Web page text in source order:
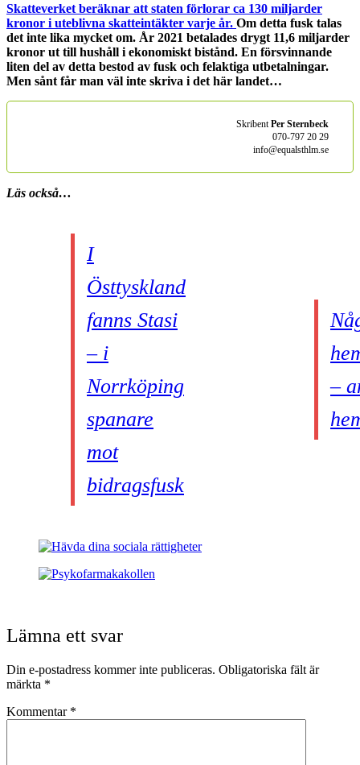
Skatteverket beräknar att staten förlorar ca 130 miljarder
kronor i uteblivna skatteintäkter varje år. Om detta fusk talas
det inte lika mycket om. År 2021 betalades drygt 11,6 miljarder
kronor ut till hushåll i ekonomiskt bistånd. En försvinnande
liten del av detta bestod av fusk och felaktiga utbetalningar.
Men sånt får man väl inte skriva i det här landet…
SkribentPer Sternbeck
070-797 20 29
info@equalsthlm.se
Läs också…
I
Östtyskland
fanns Stasi
– i
Norrköping
spanare
mot
bidragsfusk
–
Lämna ett svar
Din e-postadress kommer inte publiceras. Obligatoriska fält är
märkta *
Kommentar *